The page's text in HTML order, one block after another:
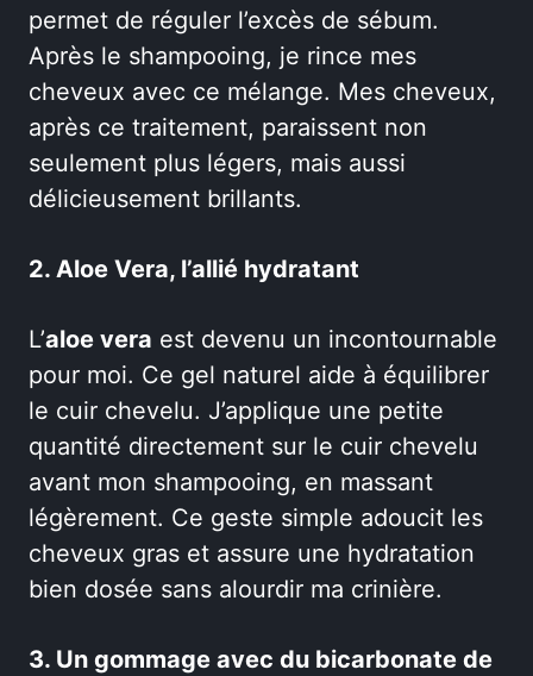
permet de réguler l’excès de sébum.
Après le shampooing, je rince mes
cheveux avec ce mélange. Mes cheveux,
après ce traitement, paraissent non
seulement plus légers, mais aussi
délicieusement brillants.
2. Aloe Vera, l’allié hydratant
L’aloe vera est devenu un incontournable
pour moi. Ce gel naturel aide à équilibrer
le cuir chevelu. J’applique une petite
quantité directement sur le cuir chevelu
avant mon shampooing, en massant
légèrement. Ce geste simple adoucit les
cheveux gras et assure une hydratation
bien dosée sans alourdir ma crinière.
3. Un gommage avec du bicarbonate de